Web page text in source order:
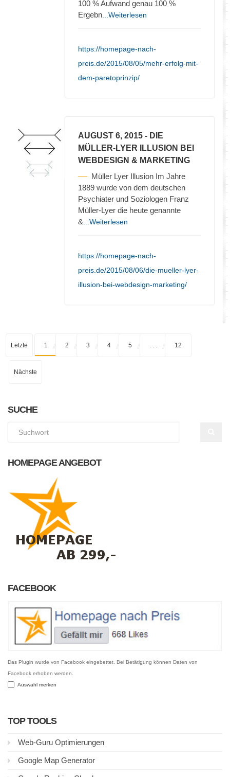
100 % Aufwand genau 100 %
Ergebn ...Weiterlesen
https://homepage-nach-
preis.de/2015/08/05/mehr-erfolg-mit-
dem-paretoprinzip/
AUGUST 6, 2015 - DIE
MÜLLER-LYER ILLUSION BEI
WEBDESIGN & MARKETING
Müller Lyer Illusion Im Jahre
1889 wurde von dem deutschen
Psychiater und Soziologen Franz
Müller-Lyer die heute genannte
& ...Weiterlesen
https://homepage-nach-
preis.de/2015/08/06/die-mueller-lyer-
illusion-bei-webdesign-marketing/
Letzte 1 2 3 4 5 12
Nächste
SUCHE
HOMEPAGE ANGEBOT
FACEBOOK
Das Plugin wurde von Facebook eingebettet. Bei Betätigung können Daten von
Facebook erhoben werden.
Auswahl merken
TOP TOOLS
Web-Guru Optimierungen
Google Map Generator